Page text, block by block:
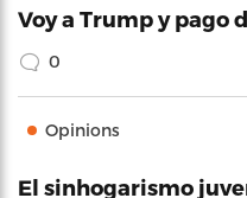
Voy a Trump y pago
0
Opinions
El sinhogarismo